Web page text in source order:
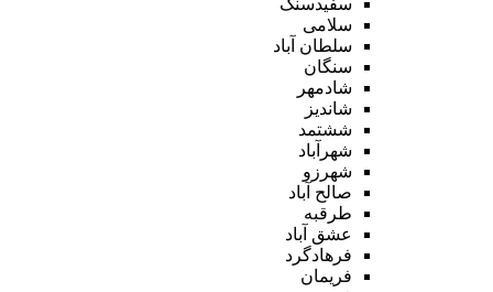
سلامی
سلطان آباد
سنگان
شادمهر
شاندیز
ششتمد
شهرآباد
شهرزو
صالح آباد
طرقبه
عشق آباد
فرهادگرد
فریمان